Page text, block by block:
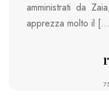
amministrati da
apprezza molto il